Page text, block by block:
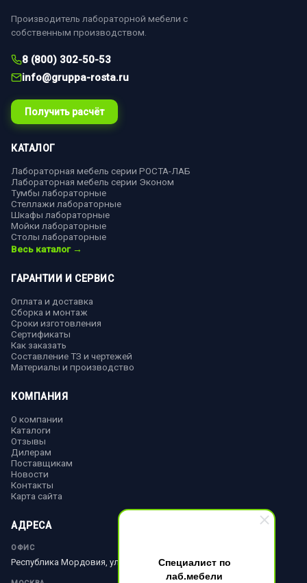
Специалист по
лаб.мебели
Производитель лабораторной мебели с
собственным производством.
8 (800) 302-50-53
info@gruppa-rosta.ru
Получить расчёт
КАТАЛОГ
Лабораторная мебель серии РОСТА-ЛАБ
Лабораторная мебель серии Эконом
Тумбы лабораторные
Стеллажи лабораторные
Шкафы лабораторные
Мойки лабораторные
Столы лабораторные
Весь каталог →
ГАРАНТИИ И СЕРВИС
Оплата и доставка
Сборка и монтаж
Сроки изготовления
Сертификаты
Как заказать
Составление ТЗ и чертежей
Материалы и производство
КОМПАНИЯ
О компании
Каталоги
Отзывы
Дилерам
Поставщикам
Новости
Контакты
Карта сайта
АДРЕСА
ОФИС
Республика Мордовия, ул. Ленина, д. 51